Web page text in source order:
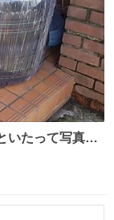
いたって写真送
顔してて草